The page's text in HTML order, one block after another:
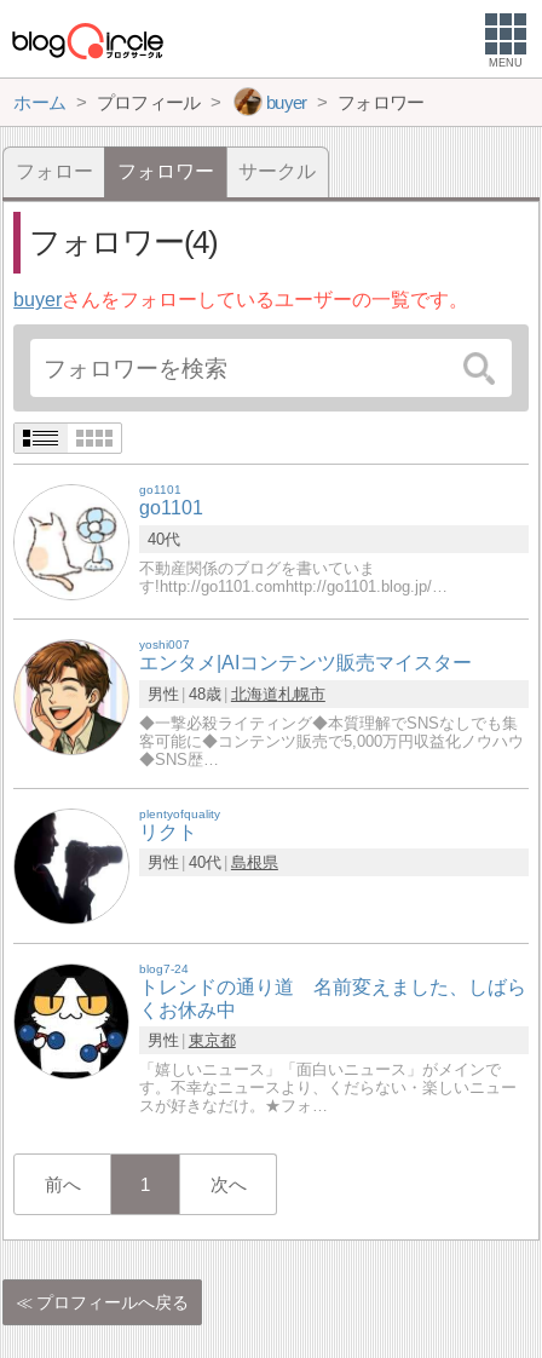
MENU
ホーム プロフィール buyer フォロワー
フォロー フォロワー サークル
フォロワー(4)
buyerさんをフォローしているユーザーの一覧です。
go1101
go1101
40代
不動産関係のブログを書いていま
す!http://go1101.comhttp://go1101.blog.jp/…
yoshi007
エンタメ|AIコンテンツ販売マイスター
男性 48歳 北海道札幌市
◆一撃必殺ライティング◆本質理解でSNSなしでも集
客可能に◆コンテンツ販売で5,000万円収益化ノウハウ
◆SNS歴…
plentyofquality
リクト
男性 40代 島根県
blog7-24
トレンドの通り道 名前変えました、しばら
くお休み中
男性 東京都
「嬉しいニュース」「面白いニュース」がメインで
す。不幸なニュースより、くだらない・楽しいニュー
スが好きなだけ。★フォ…
前へ 1 次へ
プロフィールへ戻る